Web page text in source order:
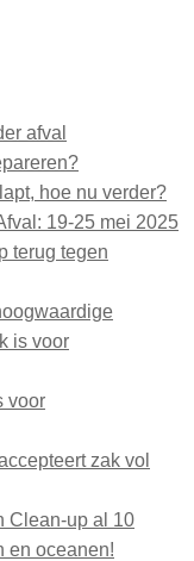
afval
hoe nu verder?
19-25 mei 2025
terug tegen
is voor
voor
zak vol
Clean-up al 10
en oceanen!